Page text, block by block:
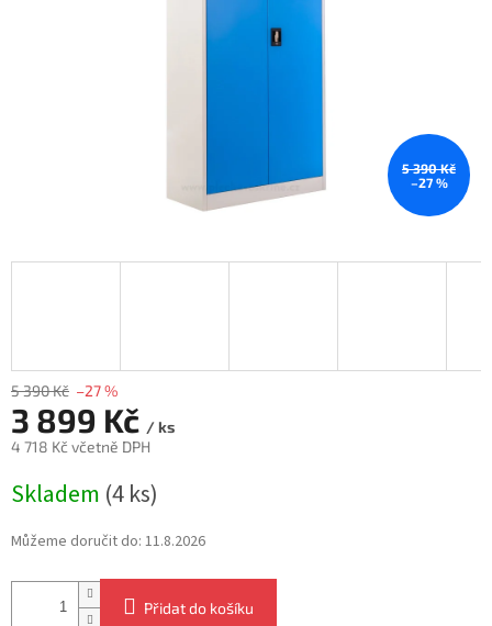
5 390 Kč
–27 %
5 390 Kč –27 %
3 899 Kč / ks
4 718 Kč včetně DPH
cena:
Skladem (4 ks)
Můžeme doručit do: 11.8.2026
Přidat do košíku